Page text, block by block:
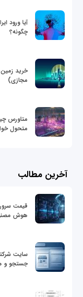
آیا ورود
چگونه؟
مجازی)
متاورس
متحول
آخرین مطالب
هوش
سایت
جستجو و